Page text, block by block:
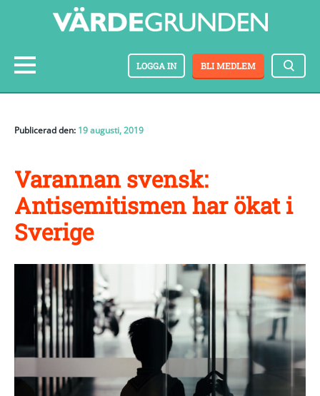
BLI MEDLEM
LOGGA IN
Publicerad den: 19 augusti, 2019
Varannan svensk:
Antisemitismen har ökat i
Sverige